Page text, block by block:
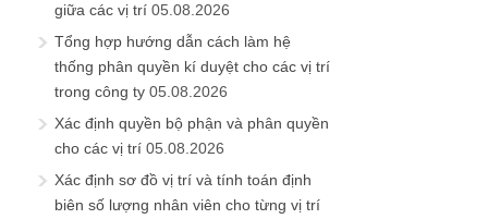
giữa các vị trí 05.08.2026
Tổng hợp hướng dẫn cách làm hệ
thống phân quyền kí duyệt cho các vị trí
trong công ty 05.08.2026
Xác định quyền bộ phận và phân quyền
cho các vị trí 05.08.2026
Xác định sơ đồ vị trí và tính toán định
biên số lượng nhân viên cho từng vị trí